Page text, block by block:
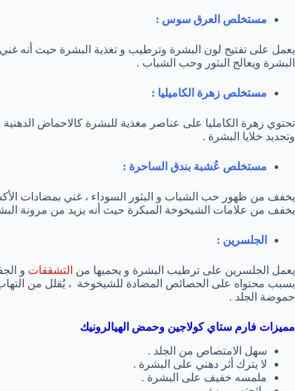
مستخلص العرق سوس :
يعمل على تفتيح لون البشرة وترطيب و تغذية البشرة حيث أنه
البشرة ويعالج البثور وحب الشباب .
مستخلص زهرة الكاميليا :
وتجديد خلايا البشرة .
مستخلص عُشبة بندق الساحرة :
يخفف من ظهور حب الشباب و البثور السوداء ، غني بمضادات
يخفف من علامات الشيخوخة المبكرة حيث أنه يزيد من مرونة
الجلسرين :
يعمل الجلسرين على ترطيب البشرة و يحميها من التشققات و
بسبب محتواه على الحصائص المضادة للشيخوخة ، يُقلل من
حموضة الجلد .
مميزات فارم ستاي كولاجين وحمض الهيالرونيك
سهل الامتصاص من الجلد .
لا يترك أثر دهني على البشرة .
ملمسه خفيف على البشرة .